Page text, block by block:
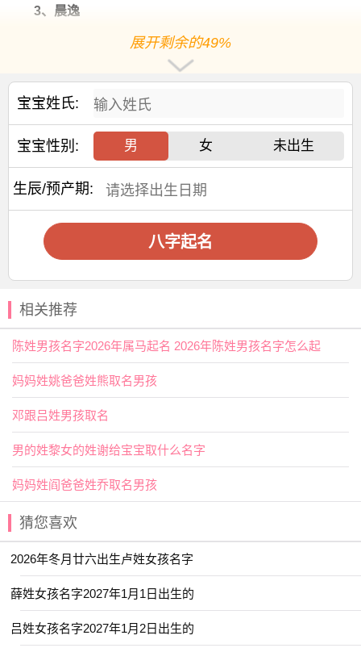
3、晨逸
【晨】指早上，如清晨。用作人名意指希望、活力、开
超越、安逸、舒适、闲情逸致之义；
林姓 男孩起名 宜用字
安、顺利、和悦、温和、安乐、愉快之义；
【鹤】鸟类的一种，象征吉祥。用作人名意指吉祥、长
寿、气色好之义；
林姓男孩取名热门精选
【义德】 【品斐】 【世濬】 【俊屿】
【华崧】 【卓远】 【卓贵】 【俨骅】
【卓备】 【凯绎】 【司寒】 【乐善】
【勉雍】 【启书】 【世钊】 【云浩】
【哲羽】 【其书】 【书闻】 【亦言】
【勋皓】 【书洹】 【凝溱】 【令雨】
【乐洋】 【勉朝】 【云溪】 【丞祉】
【华钧】 【云晏】 【君越】 【咏逍】
【之学】 【仟治】 【卿橙】 【初元】
展开剩余的49%
宝宝姓氏:
宝宝性别: 男 女 未出生
生辰/预产期:
八字起名
相关推荐
陈姓男孩名字2026年属马起名 2026年陈姓男孩名字怎么起
妈妈姓姚爸爸姓熊取名男孩
邓跟吕姓男孩取名
男的姓黎女的姓谢给宝宝取什么名字
妈妈姓阎爸爸姓乔取名男孩
猜您喜欢
2026年冬月廿六出生卢姓女孩名字
薛姓女孩名字2027年1月1日出生的
吕姓女孩名字2027年1月2日出生的